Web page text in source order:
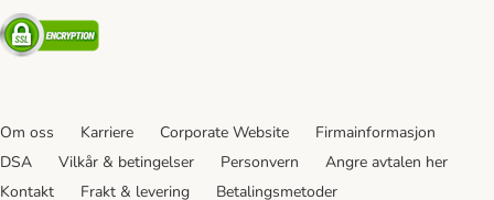
Security
Om oss Karriere Corporate Website
Firmainformasjon
DSA
Vilkår & betingelser Personvern
Angre avtalen her
Kontakt
Frakt & levering Betalingsmetoder